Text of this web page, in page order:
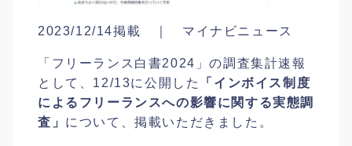
2023/12/14掲載 ｜ マイナビニュース
「フリーランス白書2024」の調査集計速報
として、12/13に公開した
「インボイス制度
によるフリーランスへの影響に関する実態調
査」 について、掲載いただきました。